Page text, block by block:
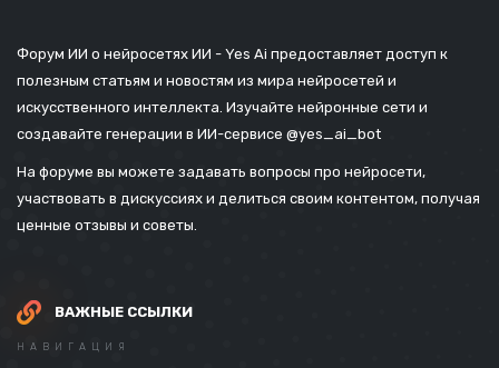
Форум ИИ о нейросетях ИИ - Yes Ai предоставляет доступ к
полезным статьям и новостям из мира нейросетей и
искусственного интеллекта. Изучайте нейронные сети и
создавайте генерации в ИИ-сервисе @yes_ai_bot
На форуме вы можете задавать вопросы про нейросети,
участвовать в дискуссиях и делиться своим контентом, получая
ценные отзывы и советы.
ВАЖНЫЕ ССЫЛКИ
НАВИГАЦИЯ